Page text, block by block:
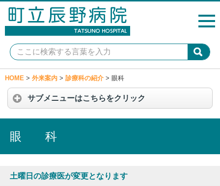
HOME > 外来案内 > 診療科の紹介 > 眼科
サブメニューはこちらをクリック
眼 科
土曜日の診療医が変更となります